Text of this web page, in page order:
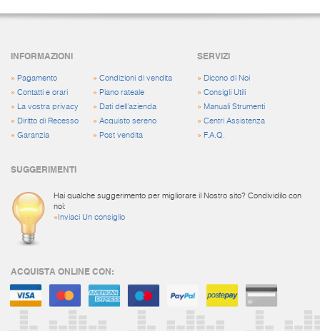
INFORMAZIONI
» Pagamento
» Contatti e orari
» La vostra privacy
» Diritto di Recesso
» Garanzia
» Condizioni di vendita
» Piano rateale
» Dati dell'azienda
» Acquisto sereno
» Post vendita
SERVIZI
» Dicono di Noi
»Consigli Utili
» Manuali Strumenti
»Centri Assistenza
» F.A.Q.
SUGGERIMENTI
Hai qualche suggerimento per migliorare il Nostro sito? Condividilo con
noi:
» Inviaci Un consiglio
ACQUISTA ONLINE CON: